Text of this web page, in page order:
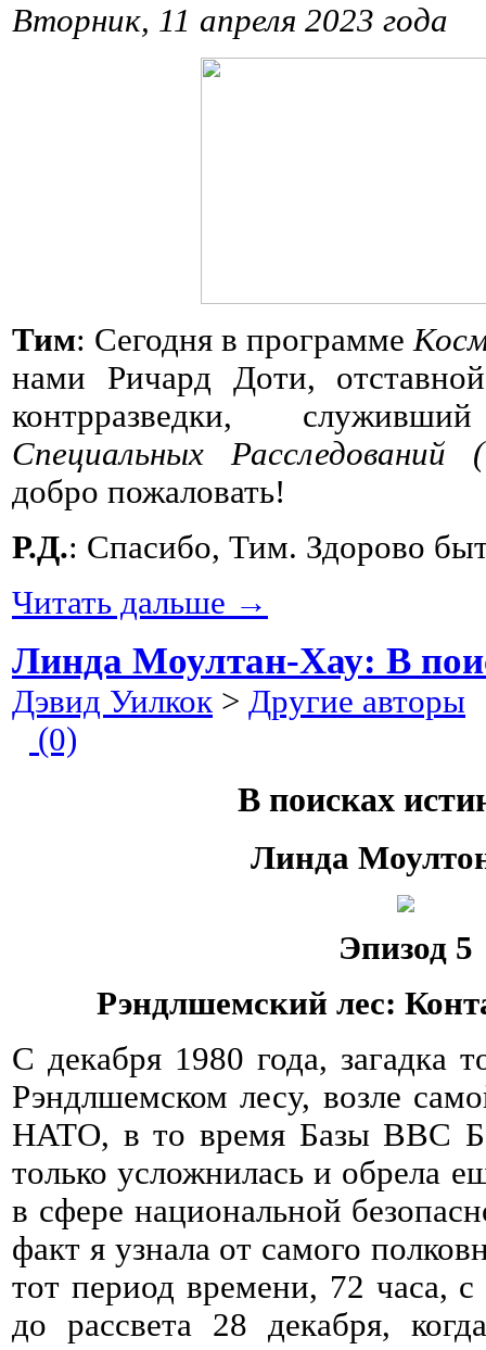
Вторник, 11 апреля 2023 года
Тим: Сегодня в программе
нами Ричард Доти,
контрразведки,
Специальных
добро пожаловать!
Р.Д.: Спасибо, Тим. Здорово
Читать дальше →
Линда Моултан-Хау: В
Дэвид Уилкок > Другие авторы
(0)
В поисках
Линда
Эпизод 5
Рэндлшемский лес:
С декабря 1980 года, загадка
Рэндлшемском лесу, возле
НАТО, в то время Базы ВВС
только усложнилась и обрела
в сфере национальной
факт я узнала от самого
тот период времени, 72 часа,
до рассвета 28 декабря,